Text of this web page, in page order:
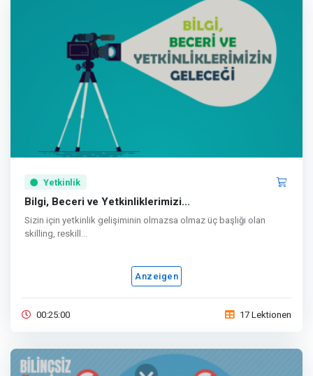
Yetkinlik
Bilgi, Beceri ve Yetkinliklerimizi...
Sizin için yetkinlik gelişiminin olmazsa olmaz üç başlığı olan
skilling, reskill...
Anzeigen
00:25:00 17 Lektionen